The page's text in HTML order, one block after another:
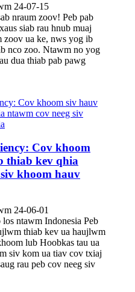
24-07-15
nraum zoov! Peb pab
siab rau hnub muaj
zoov ua ke, nws yog ib
nco zoo. Ntawm no yog
dua thiab pab pawg
Cov khoom
thiab kev qhia
khoom hauv
24-06-01
ntawm Indonesia Peb
thiab kev ua haujlwm
lub Hoobkas tau ua
siv kom ua tiav cov txiaj
rau peb cov neeg siv